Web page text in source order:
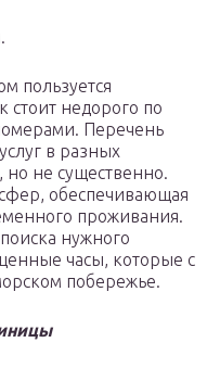
пользуется
недорого по
Перечень
в разных
но не существенно.
обеспечивающая
проживания.
нужного
часы, которые с
побережье.